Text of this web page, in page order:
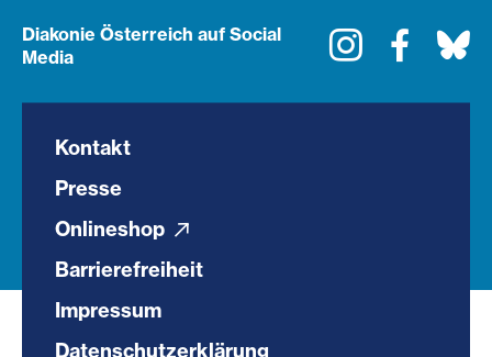
Diakonie Österreich auf Social
Media
Instagram
Kontakt
Presse
Onlineshop
Barrierefreiheit
Impressum
Datenschutzerklärung